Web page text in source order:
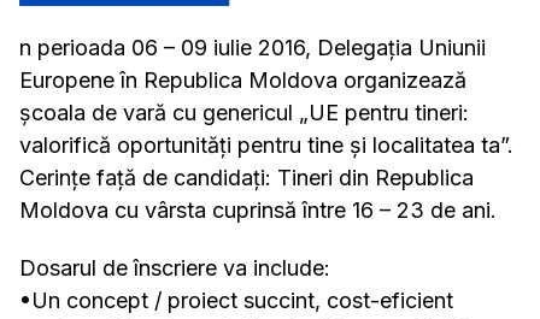
n perioada 06 – 09 iulie 2016, Delegaţia Uniunii
Europene în Republica Moldova organizează
școala de vară cu genericul „UE pentru tineri:
valorifică oportunități pentru tine și localitatea ta”.
Cerințe față de candidați: Tineri din Republica
Moldova cu vârsta cuprinsă între 16 – 23 de ani.
Dosarul de înscriere va include:
•Un concept / proiect succint, cost-eficient